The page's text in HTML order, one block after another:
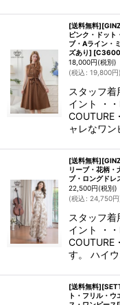
[送料無料
ピンク・ドット
ブ・Aライン・
ズあり] [
18,000円(税別)
(税込 : 19,800円)
スタッフ
イント ・
COUTURE
ャレなワ
[送料無料
リーブ・花柄・
ブ・ロングド
22,500円(税別)
(税込 : 24,750円
スタッフ
イント ・
COUTURE
す。 ハイ
[送料無料
ト・フリル・